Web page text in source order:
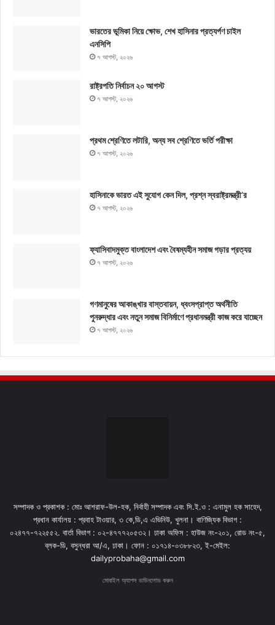
ভারতের ভূমিকা নিয়ে ক্ষোভ, শেখ হাসিনার প্রত্যর্পণ চাইল
এনসিপি
৭ আগস্ট, ২০২৬
রাষ্ট্রপতি নির্বাচন ২০ আগস্ট
৭ আগস্ট, ২০২৬
প্রথম শ্রেণিতে লটারি, অন্য সব শ্রেণিতে ভর্তি পরীক্ষা
৭ আগস্ট, ২০২৬
হাসিনাকে ভারত এই সুযোগ কেন দিল, প্রশ্ন স্বরাষ্ট্রমন্ত্রী’র
৭ আগস্ট, ২০২৬
ফ্যাসিবাদমুক্ত বাংলাদেশ এবং বৈষম্যহীন সমাজ গড়ার প্রত্যয়
৭ আগস্ট, ২০২৬
গণমানুষের আকাঙ্খার বাস্তবায়ন, ধ্বংসপ্রাপ্ত অর্থনীতি
পুনরুদ্ধার এবং নতুন সমাজ বিনির্মাণে প্রধানমন্ত্রী কাজ করে যাচ্ছেন
৭ আগস্ট, ২০২৬
সম্পাদক ও প্রকাশক : মোঃ আশরাফ-উল-হক, নির্বাহী সম্পাদক এবং সি.ই.ও : এনামুল হক সাহেদ,
প্রধান কার্যালয় : প্রবাহ টাওয়ার, ৩ কে,ডি,এ এভিনিউ, খুলনা। বাণিজ্যিক বিভাগ :
০২৪৭৭-৭২২৫৫২. বার্তা বিভাগ : ০২-৪৭৭৭২০৫৩২। ঢাকা অফিস : হাউজ নং-২০১, রোড নং-৫,
ব্লক-ডি, বসুন্ধরা আ/এ, ঢাকা। ফোন : ০১৭১৪-০৩৮৮২৩, ই-মেইল:
dailyprobaha@gmail.com
মোবাইল অ্যাপস ডাউনলোড করুন